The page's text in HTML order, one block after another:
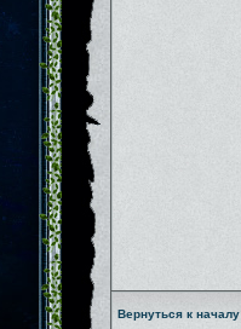
Вернуться к началу